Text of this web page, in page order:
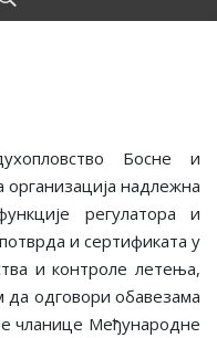
Босне и
организација надлежна
регулатора и
и сертификата у
и контроле летења,
одговори обавезама
чланице Међународне